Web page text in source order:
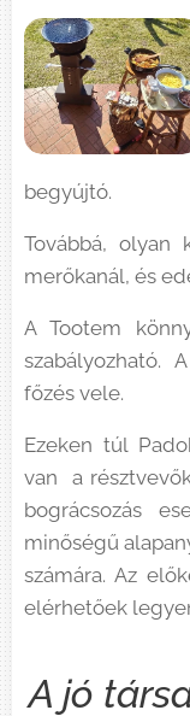
begyújtó.
Továbbá, olyan
merőkanál, és
A Tootem
szabályozható.
főzés vele.
Ezeken túl
van a
bográcsozás
minőségű
számára. Az
elérhetőek
A jó